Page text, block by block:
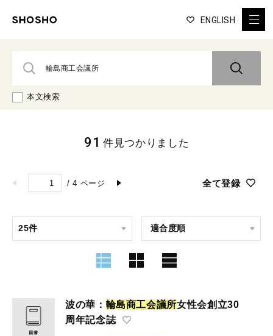
ENGLISH
本文検索
/ 4 ページ 全て登録
91 件見つかりました
波の華： 輪島商工会議所女性会創立30
周年記念誌